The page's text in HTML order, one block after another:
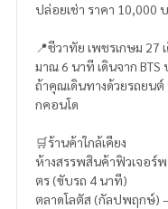
ปล่อยเช่า ราคา 10,000
📍ชีวาทัย เพชรเกษม 27
มาณ 6 นาที เดินจาก BTS
ถ้าคุณเดินทางด้วยรถยนต์
กคอนโด
🛒ร้านค้าใกล้เคียง
ห้างสรรพสินค้าฟิวเจอร์พ
ตร (ขับรถ 4 นาที)
ตลาดโลตัส (กัลปพฤกษ์)